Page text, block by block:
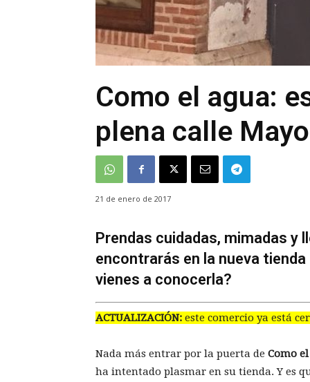
Como el agua:
plena calle
21 de enero de 2017
Prendas cuidadas, mimadas y
encontrarás en la nueva
vienes a conocerla?
ACTUALIZACIÓN: este comercio ya está
Nada más entrar por la puerta de Como
ha intentado plasmar en su tienda. Y es